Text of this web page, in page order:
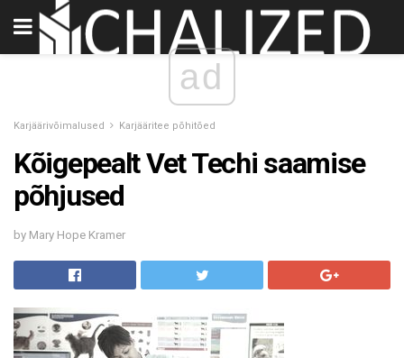
ad
Karjäärivõimalused Karjääritee põhitõed
Kõigepealt Vet Techi saamise
põhjused
by Mary Hope Kramer